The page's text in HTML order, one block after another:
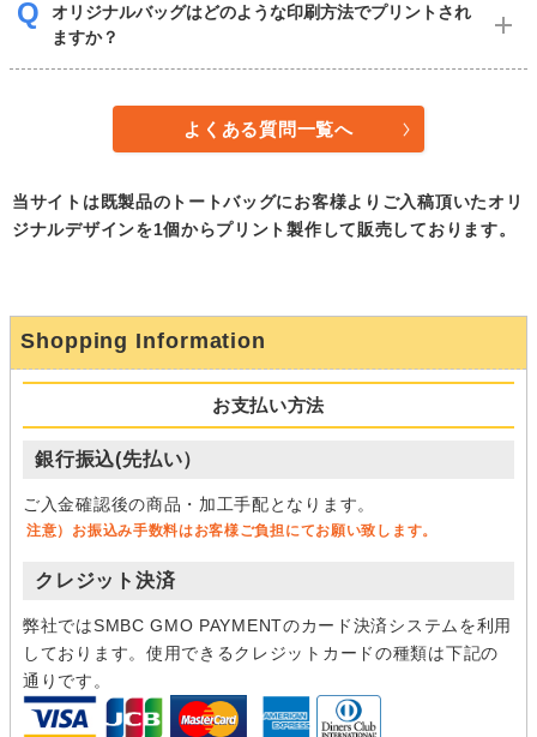
オリジナルバッグはどのような印刷方法でプリントされ
ますか？
よくある質問一覧へ
当サイトは既製品のトートバッグにお客様よりご入稿頂いたオリ
ジナルデザインを1個からプリント製作して販売しております。
Shopping Information
お支払い方法
銀行振込(先払い）
ご入金確認後の商品・加工手配となります。
注意）お振込み手数料はお客様ご負担にてお願い致します。
クレジット決済
弊社ではSMBC GMO PAYMENTのカード決済システムを利用
しております。使用できるクレジットカードの種類は下記の
通りです。